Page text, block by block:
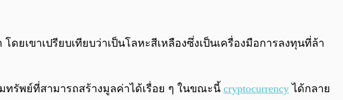
ดยเขาเปรียบเทียบว่าเป็นโลหะสีเหลืองซึ่งเป็นเครื่องมือการลงทุนที่ล้า
ทรัพย์ที่สามารถสร้างมูลค่าได้เรื่อย ๆ ในขณะนี้ cryptocurrency ได้กลาย